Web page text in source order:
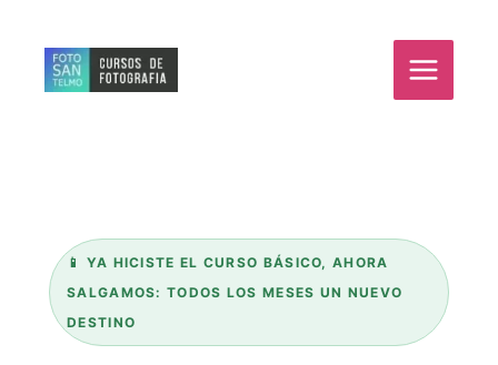
contenido
📱 YA HICISTE EL CURSO BÁSICO, AHORA
SALGAMOS: TODOS LOS MESES UN NUEVO
DESTINO